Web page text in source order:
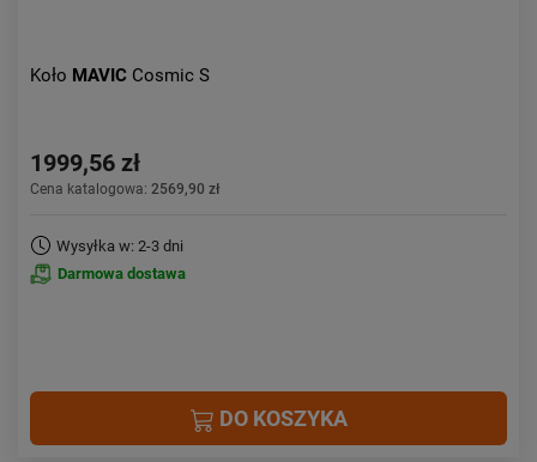
Koło MAVIC Cosmic S
1999,56 zł
Cena katalogowa: 2569,90 zł
Wysyłka w: 2-3 dni
Darmowa dostawa
DO KOSZYKA